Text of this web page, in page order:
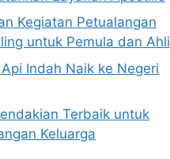
Kegiatan Petualangan
untuk Pemula dan Ahli
Indah Naik ke Negeri
Terbaik untuk
Keluarga